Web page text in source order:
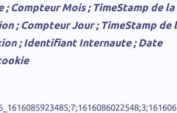
Compteur Mois ; TimeStamp de la
; Compteur Jour ; TimeStamp de
; Identifiant Internaute ; Date